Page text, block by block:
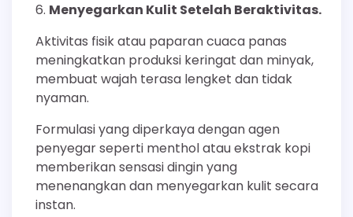
Menyegarkan Kulit Setelah Beraktivitas.
Aktivitas fisik atau paparan cuaca panas
meningkatkan produksi keringat dan minyak,
membuat wajah terasa lengket dan tidak
nyaman.
Formulasi yang diperkaya dengan agen
penyegar seperti menthol atau ekstrak kopi
memberikan sensasi dingin yang
menenangkan dan menyegarkan kulit secara
instan.